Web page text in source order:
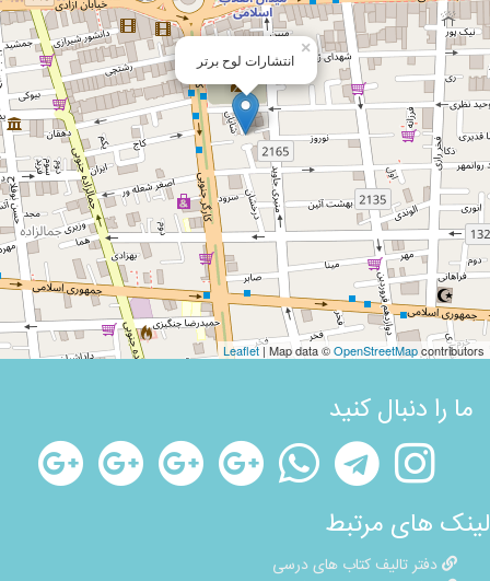
انتشارات لوح برتر
×
Leaflet| Map data ©OpenStreetMapcontributors
ما را دنبال کنید
لینک های مرتبط
دفتر تالیف کتاب های درسی